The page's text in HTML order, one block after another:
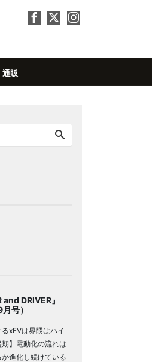
通販
DRIVER』
号）
るxEVは界隈はハイ
】電動化の流れは
進化し続けている